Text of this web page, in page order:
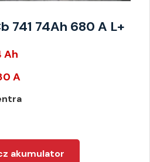
741 74Ah 680 A L+
Ah
A
akumulator